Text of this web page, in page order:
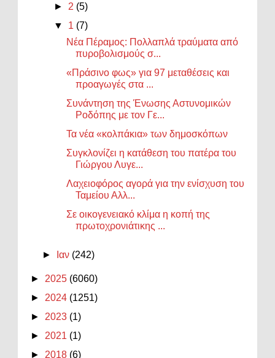
► 2 (5)
▼ 1 (7)
Νέα Πέραμος: Πολλαπλά τραύματα από
πυροβολισμούς σ...
«Πράσινο φως» για 97 μεταθέσεις και
προαγωγές στα ...
Συνάντηση της Ένωσης Αστυνομικών
Ροδόπης με τον Γε...
Τα νέα «κολπάκια» των δημοσκόπων
Συγκλονίζει η κατάθεση του πατέρα του
Γιώργου Λυγε...
Λαχειοφόρος αγορά για την ενίσχυση του
Ταμείου Αλλ...
Σε οικογενειακό κλίμα η κοπή της
πρωτοχρονιάτικης ...
► Ιαν (242)
► 2025 (6060)
► 2024 (1251)
► 2023 (1)
► 2021 (1)
► 2018 (6)